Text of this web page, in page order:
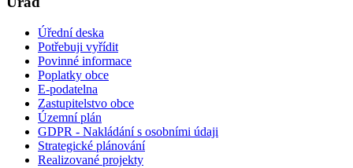
Úřední deska
Potřebuji vyřídit
Povinné informace
Poplatky obce
E-podatelna
Zastupitelstvo obce
Územní plán
GDPR - Nakládání s osobními údaji
Strategické plánování
Realizované projekty